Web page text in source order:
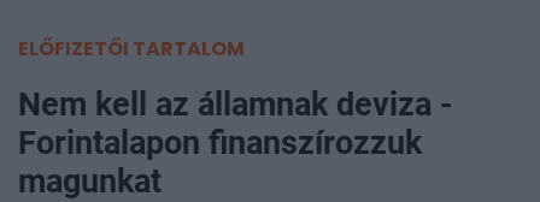
ELŐFIZETŐI TARTALOM
Nem kell az államnak deviza -
Forintalapon finanszírozzuk
magunkat